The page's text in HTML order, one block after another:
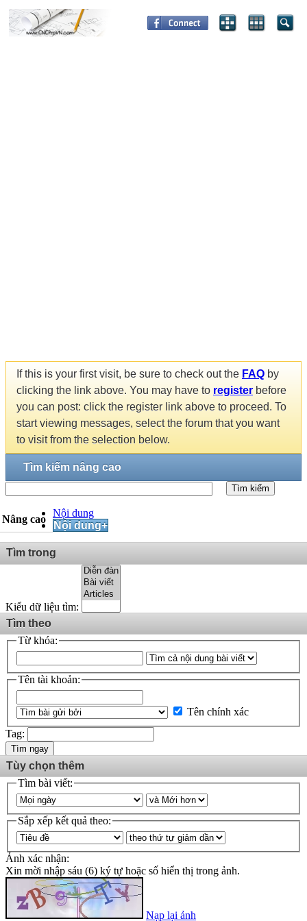
If this is your first visit, be sure to check out the FAQ by
clicking the link above. You may have to register before
you can post: click the register link above to proceed. To
start viewing messages, select the forum that you want
to visit from the selection below.
Tìm kiếm nâng cao
Tìm kiếm
Nâng cao
Nội dung
Nội dung+
Tìm trong
Kiểu dữ liệu tìm:
Tìm theo
Từ khóa:
Tên tài khoản:
Tên chính xác
Tag:
Tìm ngay
Tùy chọn thêm
Tìm bài viết:
Sắp xếp kết quả theo:
Ảnh xác nhận:
Xin mời nhập sáu (6) ký tự hoặc số hiển thị trong ảnh.
Nạp lại ảnh